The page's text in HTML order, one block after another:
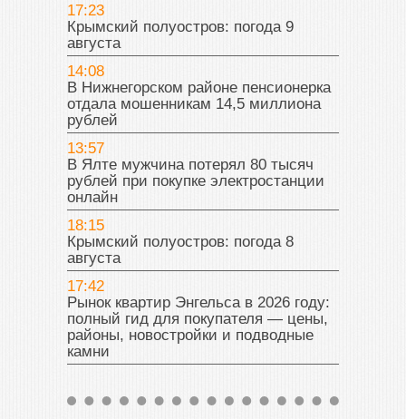
17:23
Крымский полуостров: погода 9
августа
14:08
В Нижнегорском районе пенсионерка
отдала мошенникам 14,5 миллиона
рублей
13:57
В Ялте мужчина потерял 80 тысяч
рублей при покупке электростанции
онлайн
18:15
Крымский полуостров: погода 8
августа
17:42
Рынок квартир Энгельса в 2026 году:
полный гид для покупателя — цены,
районы, новостройки и подводные
камни